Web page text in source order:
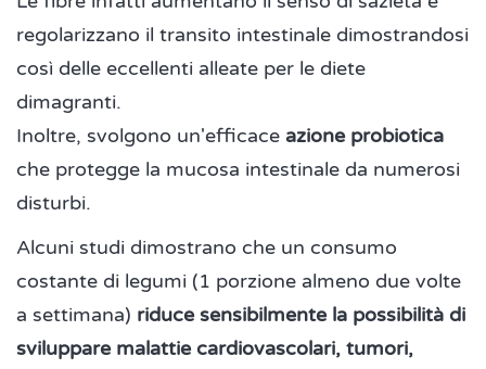
regolarizzano il transito intestinale dimostrandosi
così delle eccellenti alleate per le diete
dimagranti.
Inoltre, svolgono un'efficace azione probiotica
che protegge la mucosa intestinale da numerosi
disturbi.
Alcuni studi dimostrano che un consumo
costante di legumi (1 porzione almeno due volte
a settimana) riduce sensibilmente la possibilità di
sviluppare malattie cardiovascolari, tumori,